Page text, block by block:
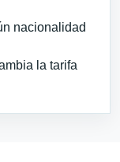
nacionalidad
la tarifa